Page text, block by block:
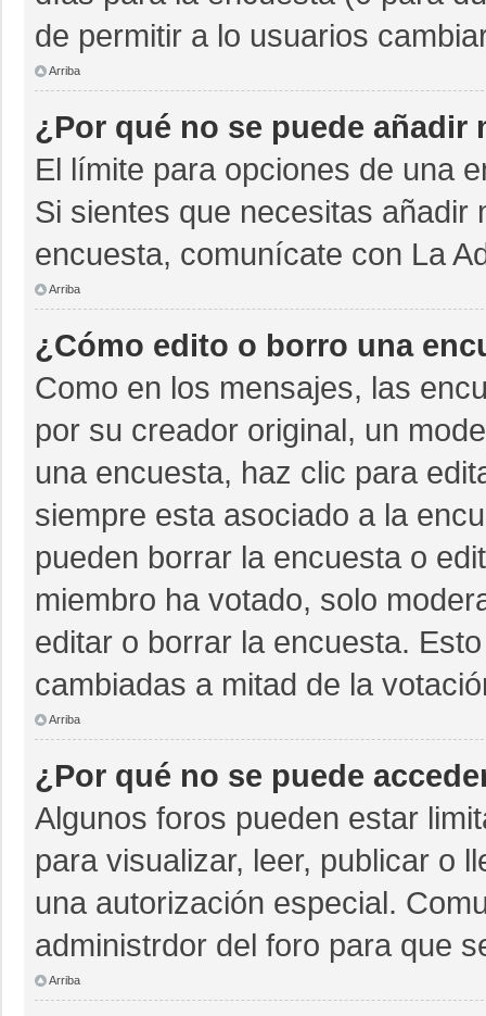
de permitir a lo usuarios
Arriba
¿Por qué no se puede añadir
El límite para opciones de una
Si sientes que necesitas añadir
encuesta, comunícate con La
Arriba
¿Cómo edito o borro una
Como en los mensajes, las
por su creador original, un
una encuesta, haz clic para
siempre esta asociado a la
pueden borrar la encuesta o
miembro ha votado, solo
editar o borrar la encuesta.
cambiadas a mitad de la
Arriba
¿Por qué no se puede
Algunos foros pueden estar
para visualizar, leer, publicar o
una autorización especial.
administrdor del foro para que
Arriba